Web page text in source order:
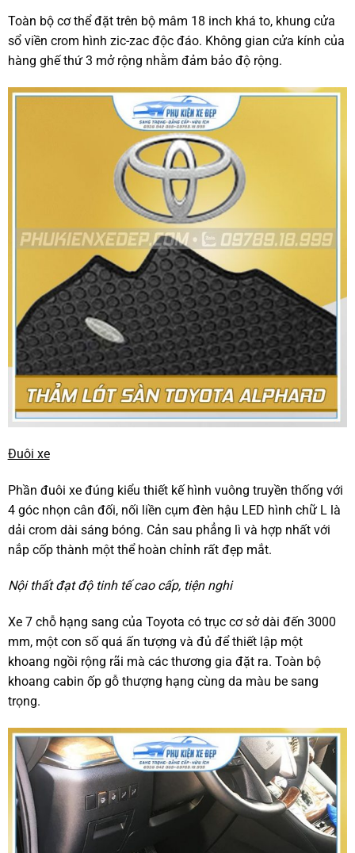
Toàn bộ cơ thể đặt trên bộ mâm 18 inch khá to, khung cửa
sổ viền crom hình zic-zac độc đáo. Không gian cửa kính của
hàng ghế thứ 3 mở rộng nhằm đảm bảo độ rộng.
Đuôi xe
Phần đuôi xe đúng kiểu thiết kế hình vuông truyền thống với
4 góc nhọn cân đối, nối liền cụm đèn hậu LED hình chữ L là
dải crom dài sáng bóng. Cản sau phẳng lì và hợp nhất với
nắp cốp thành một thể hoàn chỉnh rất đẹp mắt.
Nội thất đạt độ tinh tế cao cấp, tiện nghi
Xe 7 chỗ hạng sang của Toyota có trục cơ sở dài đến 3000
mm, một con số quá ấn tượng và đủ để thiết lập một
khoang ngồi rộng rãi mà các thương gia đặt ra. Toàn bộ
khoang cabin ốp gỗ thượng hạng cùng da màu be sang
trọng.